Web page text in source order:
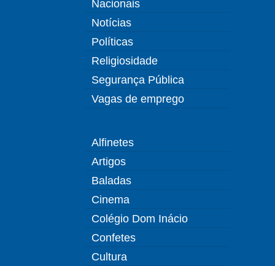
Nacionais
Notícias
Políticas
Religiosidade
Segurança Pública
Vagas de emprego
Alfinetes
Artigos
Baladas
Cinema
Colégio Dom Inácio
Confetes
Cultura